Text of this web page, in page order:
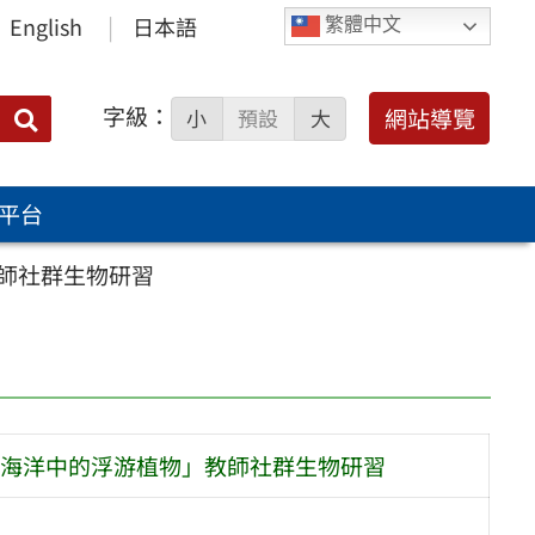
繁體中文
English 日本語
搜
尋：
字級： 小 預設 大 網站導覽
台
社群生物研習
洋中的浮游植物」教師社群生物研習